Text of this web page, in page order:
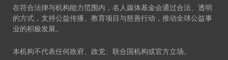
在符合法律与机构能力范围内，名人媒体基金会通过合法、透明
的方式，支持公益传播、教育项目与慈善行动，推动全球公益事
业的积极发展。
本机构不代表任何政府、政党、联合国机构或官方立场。